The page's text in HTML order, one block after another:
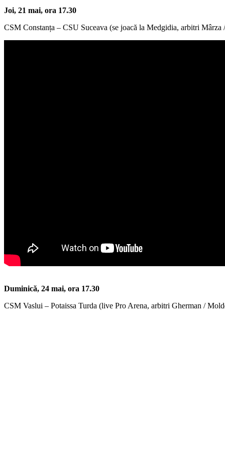
Joi, 21 mai, ora 17.30
CSM Constanța – CSU Suceava (se joacă la Medgidia, arbitri Mârza
Duminică, 24 mai, ora 17.30
CSM Vaslui – Potaissa Turda (live Pro Arena, arbitri Gherman /